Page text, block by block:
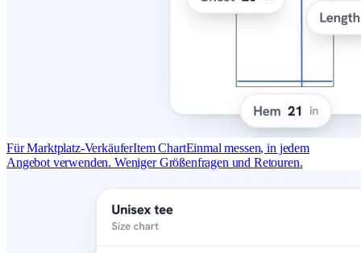
Für Marktplatz-VerkäuferItem ChartEinmal messen, in jedem
Angebot verwenden. Weniger Größenfragen und Retouren.